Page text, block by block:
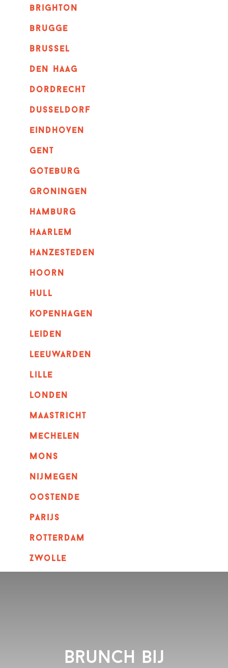
brighton
brugge
Brussel
Den haag
dordrecht
dusseldorf
eindhoven
GENT
goteburg
groningen
hamburg
haarlem
hanzesteden
hoorn
hull
kopenhagen
leiden
leeuwarden
lille
londen
maastricht
mechelen
mons
nijmegen
oostende
parijs
rotterdam
Zwolle
Brunch bij